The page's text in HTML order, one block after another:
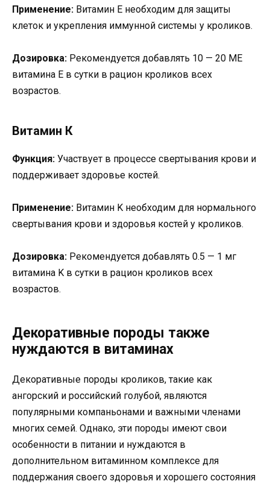
Применение: Витамин E необходим для защиты
клеток и укрепления иммунной системы у кроликов.
Дозировка: Рекомендуется добавлять 10 — 20 МЕ
витамина E в сутки в рацион кроликов всех
возрастов.
Витамин К
Функция: Участвует в процессе свертывания крови и
поддерживает здоровье костей.
Применение: Витамин K необходим для нормального
свертывания крови и здоровья костей у кроликов.
Дозировка: Рекомендуется добавлять 0.5 — 1 мг
витамина K в сутки в рацион кроликов всех
возрастов.
Декоративные породы также
нуждаются в витаминах
Декоративные породы кроликов, такие как
ангорский и российский голубой, являются
популярными компаньонами и важными членами
многих семей. Однако, эти породы имеют свои
особенности в питании и нуждаются в
дополнительном витаминном комплексе для
поддержания своего здоровья и хорошего состояния